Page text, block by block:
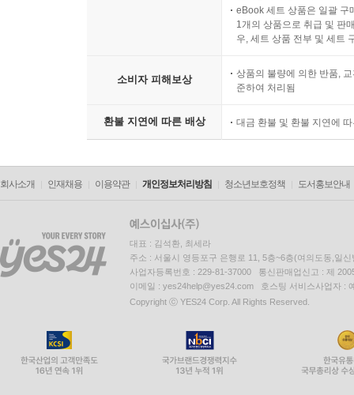
eBook 세트 상품은 일괄 구
1개의 상품으로 취급 및 판
우, 세트 상품 전부 및 세트
소비자 피해보상
상품의 불량에 의한 반품,
준하여 처리됨
환불 지연에 따른 배상 대금 환불 및 환불 지연에
회사소개 인재채용 이용약관 개인정보처리방침 청소년보호정책 도서홍보안내
대표 : 김석환, 최세라
주소 : 서울시 영등포구 은행로 11, 5층~6층(여의도동,일신
사업자등록번호 : 229-81-37000 통신판매업신고 : 제
이메일 : yes24help@yes24.com 호스팅 서비스사업자 :
Copyright ⓒ YES24 Corp. All Rights Reserved.